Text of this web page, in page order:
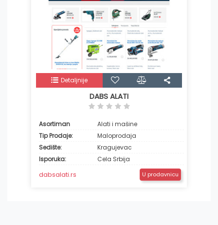
Detaljnije
DABS ALATI
Asortiman
Alati i mašine
Tip Prodaje:
Maloprodaja
Sedište:
Kragujevac
Isporuka:
Cela Srbija
dabsalati.rs U prodavnicu